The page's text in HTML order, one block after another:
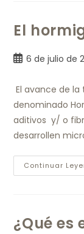
El
6 de julio de
El avance de
denominado
aditivos y/ o
desarrollen
Continuar
¿Qué es